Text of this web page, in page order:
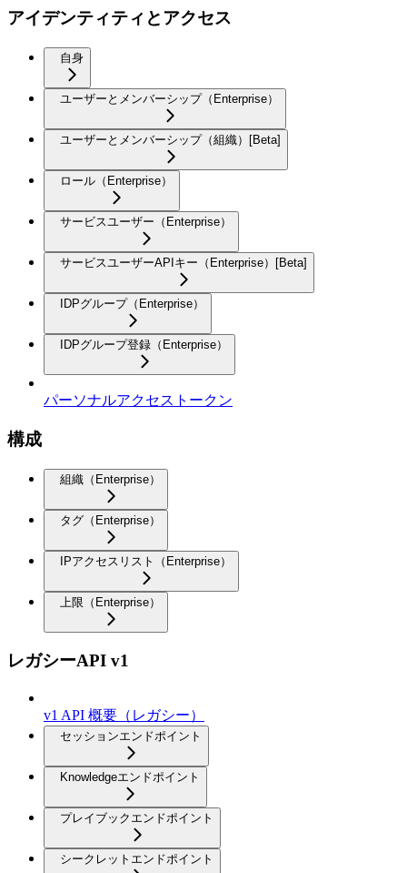
アイデンティティとアクセス
自身
ユーザーとメンバーシップ（Enterprise）
ユーザーとメンバーシップ（組織）[Beta]
ロール（Enterprise）
サービスユーザー（Enterprise）
サービスユーザーAPIキー（Enterprise）[Beta]
IDPグループ（Enterprise）
IDPグループ登録（Enterprise）
パーソナルアクセストークン
構成
組織（Enterprise）
タグ（Enterprise）
IPアクセスリスト（Enterprise）
上限（Enterprise）
レガシーAPI v1
v1 API 概要（レガシー）
セッションエンドポイント
Knowledgeエンドポイント
プレイブックエンドポイント
シークレットエンドポイント